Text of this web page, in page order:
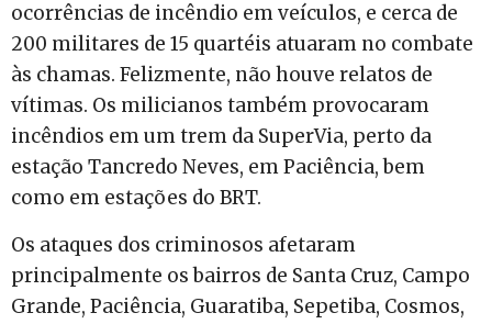
ocorrências de incêndio em veículos, e cerca de
200 militares de 15 quartéis atuaram no combate
às chamas. Felizmente, não houve relatos de
vítimas. Os milicianos também provocaram
incêndios em um trem da SuperVia, perto da
estação Tancredo Neves, em Paciência, bem
como em estações do BRT.
Os ataques dos criminosos afetaram
principalmente os bairros de Santa Cruz, Campo
Grande, Paciência, Guaratiba, Sepetiba, Cosmos,